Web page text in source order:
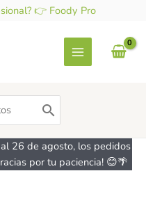
👉 Foody Pro
26 de agosto, los pedidos
por tu paciencia! 😊🌴